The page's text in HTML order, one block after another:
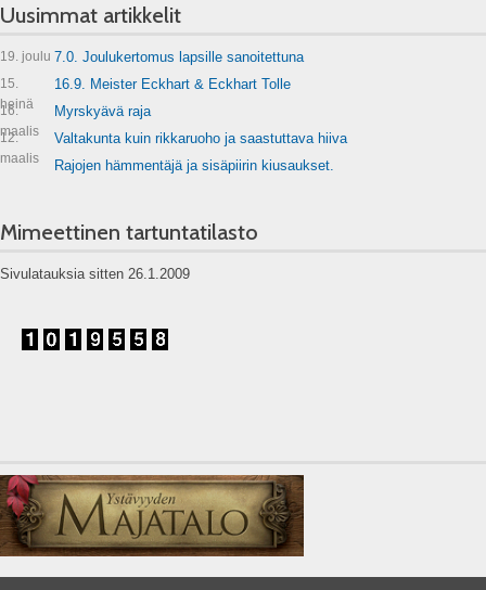
Uusimmat artikkelit
19. joulu 7.0. Joulukertomus lapsille sanoitettuna
15.
heinä
16.9. Meister Eckhart & Eckhart Tolle
16.
maalis
Myrskyävä raja
12.
maalis
Valtakunta kuin rikkaruoho ja saastuttava hiiva
Rajojen hämmentäjä ja sisäpiirin kiusaukset.
Mimeettinen tartuntatilasto
Sivulatauksia sitten 26.1.2009